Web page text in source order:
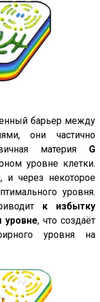
барьер между
они частично
материя G
уровне клетки.
и через некоторое
уровня.
к избытку
уровне, что создаёт
уровня на